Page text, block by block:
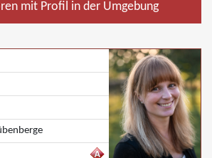
mit Profil in der Umgebung